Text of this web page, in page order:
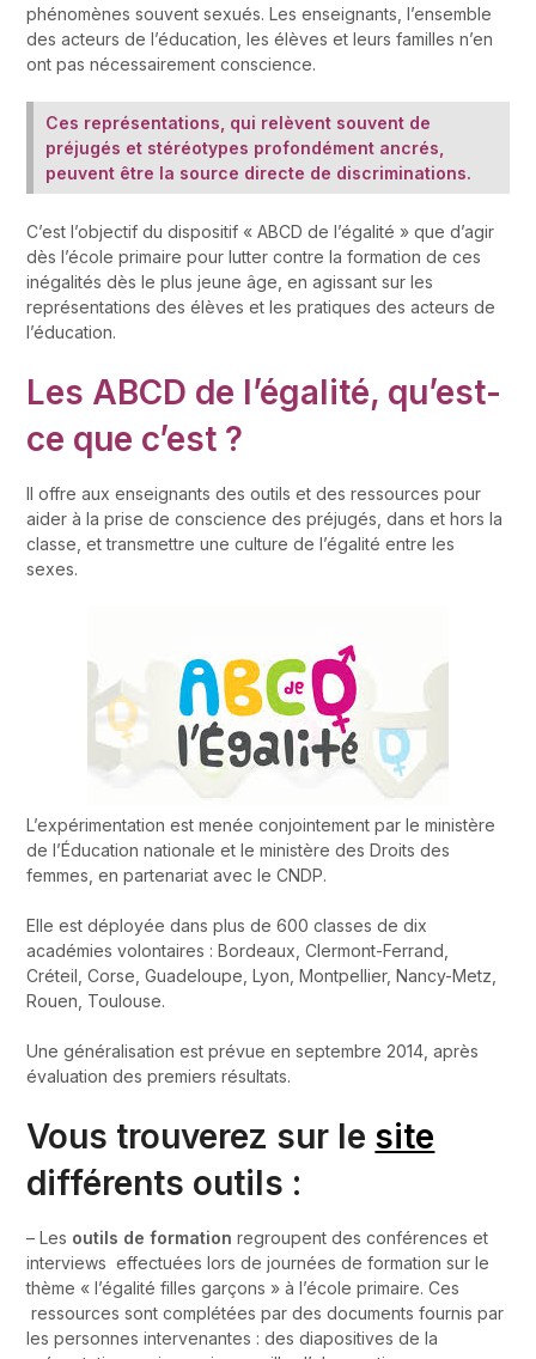
phénomènes souvent sexués. Les enseignants, l’ensemble
des acteurs de l’éducation, les élèves et leurs familles n’en
ont pas nécessairement conscience.
Ces représentations, qui relèvent souvent de
préjugés et stéréotypes profondément ancrés,
peuvent être la source directe de discriminations.
C’est l’objectif du dispositif « ABCD de l’égalité » que d’agir
dès l’école primaire pour lutter contre la formation de ces
inégalités dès le plus jeune âge, en agissant sur les
représentations des élèves et les pratiques des acteurs de
l’éducation.
Les ABCD de l’égalité, qu’est-
ce que c’est ?
Il offre aux enseignants des outils et des ressources pour
aider à la prise de conscience des préjugés, dans et hors la
classe, et transmettre une culture de l’égalité entre les
sexes.
L’expérimentation est menée conjointement par le ministère
de l’Éducation nationale et le ministère des Droits des
femmes, en partenariat avec le CNDP.
Elle est déployée dans plus de 600 classes de dix
académies volontaires : Bordeaux, Clermont-Ferrand,
Créteil, Corse, Guadeloupe, Lyon, Montpellier, Nancy-Metz,
Rouen, Toulouse.
Une généralisation est prévue en septembre 2014, après
évaluation des premiers résultats.
Vous trouverez sur le site
différents outils :
– Les outils de formation regroupent des conférences et
interviews effectuées lors de journées de formation sur le
thème « l’égalité filles garçons » à l’école primaire. Ces
ressources sont complétées par des documents fournis par
les personnes intervenantes : des diapositives de la